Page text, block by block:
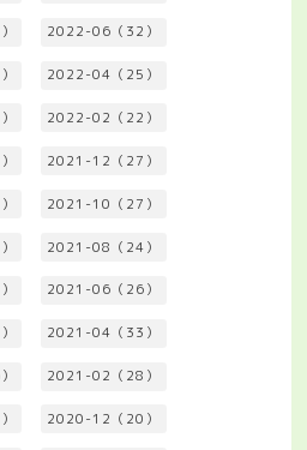
2022-06（32）
2022-04（25）
2022-02（22）
2021-12（27）
2021-10（27）
2021-08（24）
2021-06（26）
2021-04（33）
2021-02（28）
2020-12（20）